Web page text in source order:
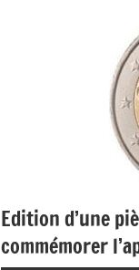
Edition d’une
commémorer